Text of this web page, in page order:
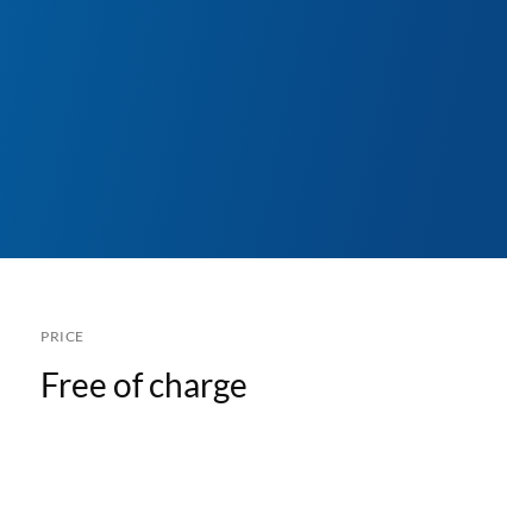
PRICE
Free of charge